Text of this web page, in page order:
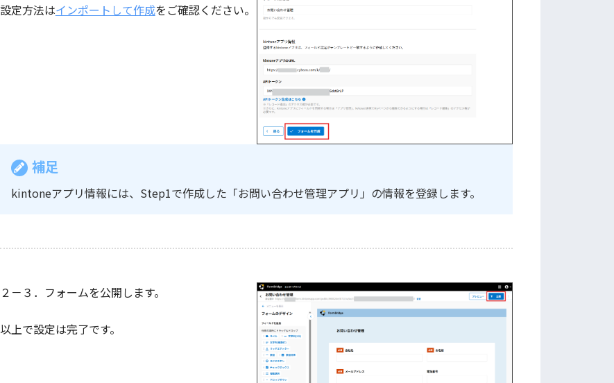
設定方法はインポートして作成をご確認ください。
補足
kintoneアプリ情報には、Step1で作成した「お問い合わせ管理アプリ」の情報を登録します。
２－３．フォームを公開します。
以上で設定は完了です。